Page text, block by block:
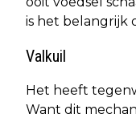
is het belangrijk
Valkuil
Het heeft
Want dit